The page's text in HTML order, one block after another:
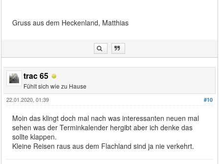
Gruss aus dem Heckenland, Matthias
trac 65
Fühlt sich wie zu Hause
#10
22.01.2020, 01:39
Moin das klingt doch mal nach was interessanten neuen mal
sehen was der Terminkalender hergibt aber ich denke das
sollte klappen.
Kleine Reisen raus aus dem Flachland sind ja nie verkehrt.